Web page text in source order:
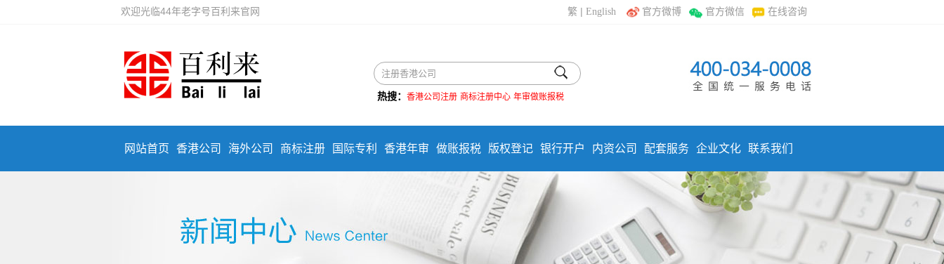
欢迎光临44年老字号百利来官网 繁 |English 官方微博 官方微信 在线咨询
热搜： 香港公司注册 商标注册中心 年审做账报税
网站首页 香港公司 海外公司 商标注册 国际专利 香港年审 做账报税 版权登记 银行开户 内资公司 配套服务 企业文化 联系我们